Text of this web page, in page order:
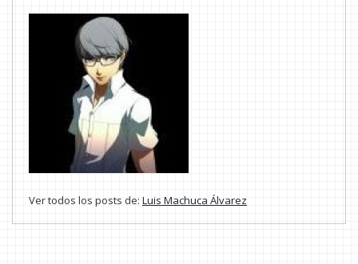
Ver todos los posts de: Luis Machuca Álvarez